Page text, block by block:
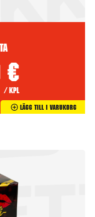
€
/ kpl
Lägg Till I Varukorg